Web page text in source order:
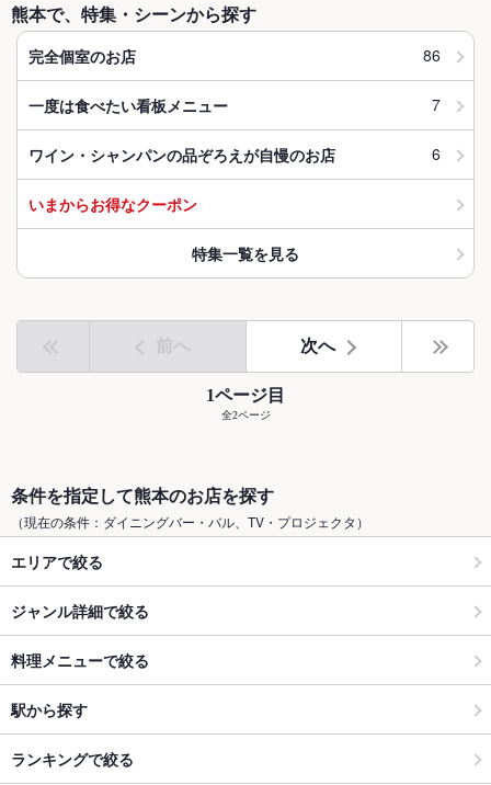
熊本で、特集・シーンから探す
完全個室のお店 86
一度は食べたい看板メニュー 7
ワイン・シャンパンの品ぞろえが自慢のお店 6
いまからお得なクーポン
特集一覧を見る
前へ 次へ
1ページ目
全2ページ
条件を指定して熊本のお店を探す
（現在の条件：ダイニングバー・バル、TV・プロジェクタ）
エリアで絞る
ジャンル詳細で絞る
料理メニューで絞る
駅から探す
ランキングで絞る